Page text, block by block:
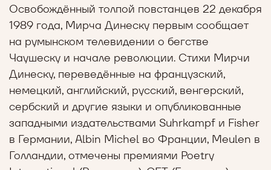
Освобождённый толпой повстанцев 22 декабря
1989 года, Мирча Динеску первым сообщает
на румынском телевидении о бегстве
Чаушеску и начале революции. Стихи Мирчи
Динеску, переведённые на французский,
немецкий, английский, русский, венгерский,
сербский и другие языки и опубликованные
западными издательствами Suhrkampf и Fisher
в Германии, Albin Michel во Франции, Meulen в
Голландии, отмечены премиями Poetry